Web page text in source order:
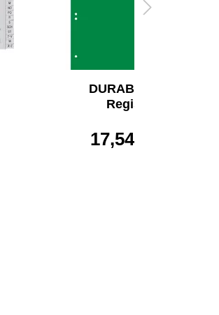
DURABLE A-Z
Register
17,54 €*